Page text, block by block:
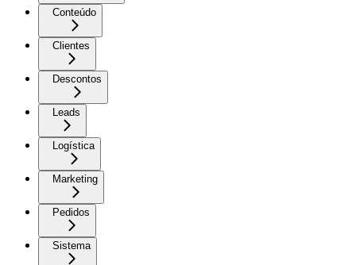
Conteúdo
Clientes
Descontos
Leads
Logística
Marketing
Pedidos
Sistema